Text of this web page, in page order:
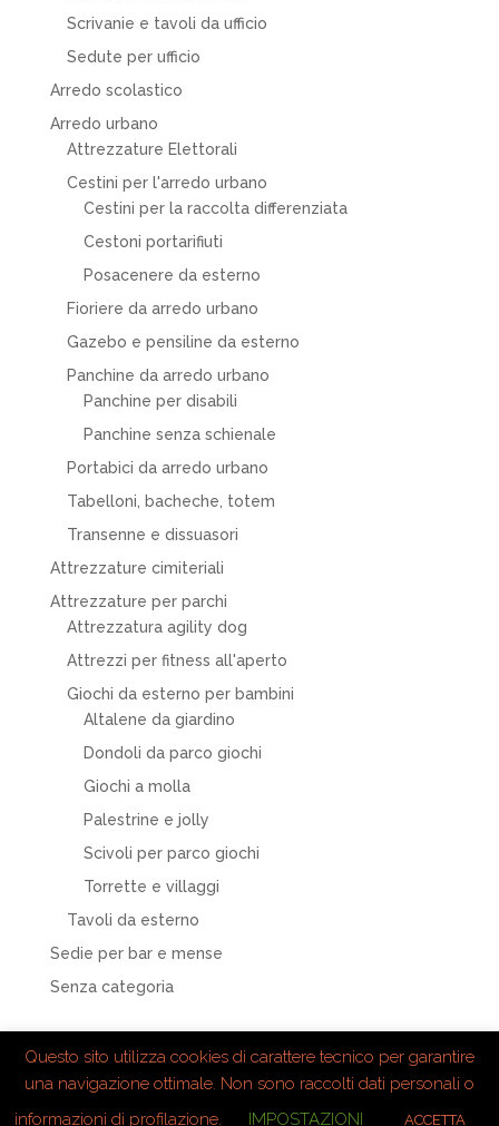
Scrivanie e tavoli da ufficio
Sedute per ufficio
Arredo scolastico
Arredo urbano
Attrezzature Elettorali
Cestini per l'arredo urbano
Cestini per la raccolta differenziata
Cestoni portarifiuti
Posacenere da esterno
Fioriere da arredo urbano
Gazebo e pensiline da esterno
Panchine da arredo urbano
Panchine per disabili
Panchine senza schienale
Portabici da arredo urbano
Tabelloni, bacheche, totem
Transenne e dissuasori
Attrezzature cimiteriali
Attrezzature per parchi
Attrezzatura agility dog
Attrezzi per fitness all'aperto
Giochi da esterno per bambini
Altalene da giardino
Dondoli da parco giochi
Giochi a molla
Palestrine e jolly
Scivoli per parco giochi
Torrette e villaggi
Tavoli da esterno
Sedie per bar e mense
Senza categoria
Questo sito utilizza cookies di carattere tecnico per garantire
una navigazione ottimale. Non sono raccolti dati personali o
informazioni di profilazione.
IMPOSTAZIONI ACCETTA